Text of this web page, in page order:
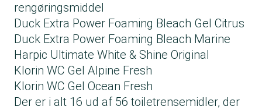
rengøringsmiddel
Duck Extra Power Foaming Bleach Gel Citrus
Duck Extra Power Foaming Bleach Marine
Harpic Ultimate White & Shine Original
Klorin WC Gel Alpine Fresh
Klorin WC Gel Ocean Fresh
Der er i alt 16 ud af 56 toiletrensemidler, der